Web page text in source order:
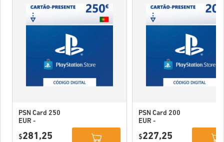
PSN Card 250
EUR -
Network
$281,25
PSN Card 200
EUR -
Network
$227,25